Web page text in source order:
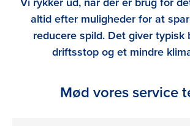
altid efter muligheder for at
reducere spild. Det giver
driftsstop og et mindre
Mød vores service